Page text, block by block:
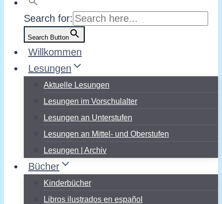
Search for:
Search Button
Willkommen
Lesungen
Aktuelle Lesungen
Lesungen im Vorschulalter
Lesungen an Unterstufen
Lesungen an Mittel- und Oberstufen
Lesungen | Archiv
Bücher
Kinderbücher
Libros ilustrados en español